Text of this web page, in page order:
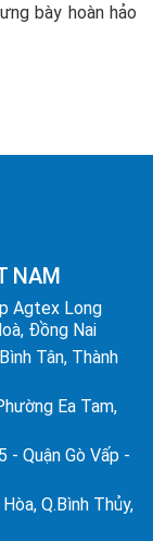
bày hoàn hảo
NAM
Agtex Long
Đồng Nai
Tân, Thành
Ea Tam,
Quận Gò Vấp -
Q.Bình Thủy,